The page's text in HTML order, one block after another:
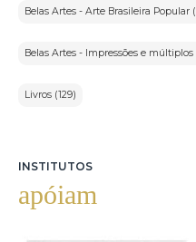
Belas Artes - Arte Brasileira Popular
Belas Artes - Impressões e múltiplos
Livros (129)
INSTITUTOS
apóiam